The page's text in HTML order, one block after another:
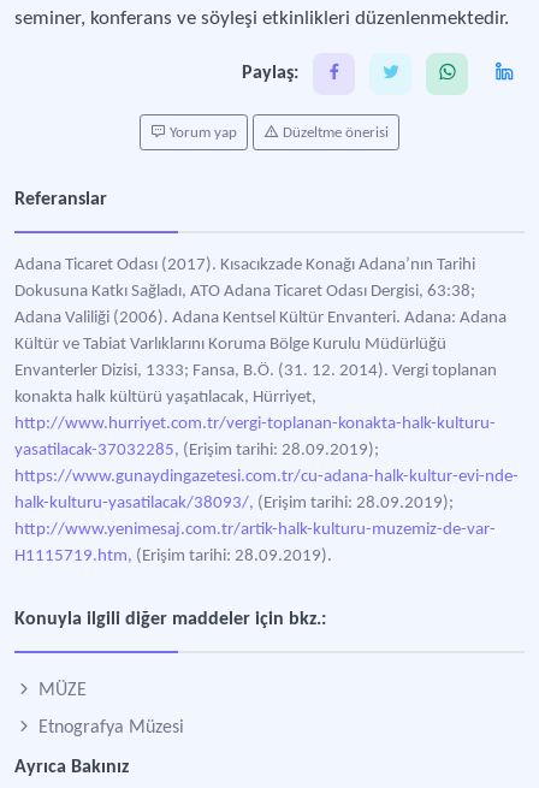
seminer, konferans ve söyleşi etkinlikleri düzenlenmektedir.
Paylaş:
Yorum yap Düzeltme önerisi
Referanslar
Adana Ticaret Odası (2017). Kısacıkzade Konağı Adana’nın Tarihi
Dokusuna Katkı Sağladı, ATO Adana Ticaret Odası Dergisi, 63:38;
Adana Valiliği (2006). Adana Kentsel Kültür Envanteri. Adana: Adana
Kültür ve Tabiat Varlıklarını Koruma Bölge Kurulu Müdürlüğü
Envanterler Dizisi, 1333; Fansa, B.Ö. (31. 12. 2014). Vergi toplanan
konakta halk kültürü yaşatılacak, Hürriyet,
http://www.hurriyet.com.tr/vergi-toplanan-konakta-halk-kulturu-
yasatilacak-37032285, (Erişim tarihi: 28.09.2019);
https://www.gunaydingazetesi.com.tr/cu-adana-halk-kultur-evi-nde-
halk-kulturu-yasatilacak/38093/, (Erişim tarihi: 28.09.2019);
http://www.yenimesaj.com.tr/artik-halk-kulturu-muzemiz-de-var-
H1115719.htm, (Erişim tarihi: 28.09.2019).
Konuyla ilgili diğer maddeler için bkz.:
MÜZE
Etnografya Müzesi
Ayrıca Bakınız